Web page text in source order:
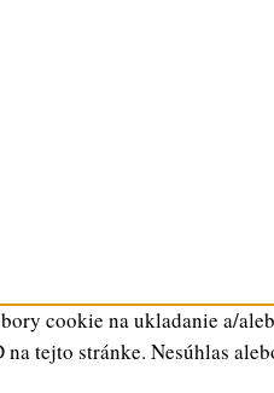
cookie na ukladanie a/
tejto stránke. Nesúhlas